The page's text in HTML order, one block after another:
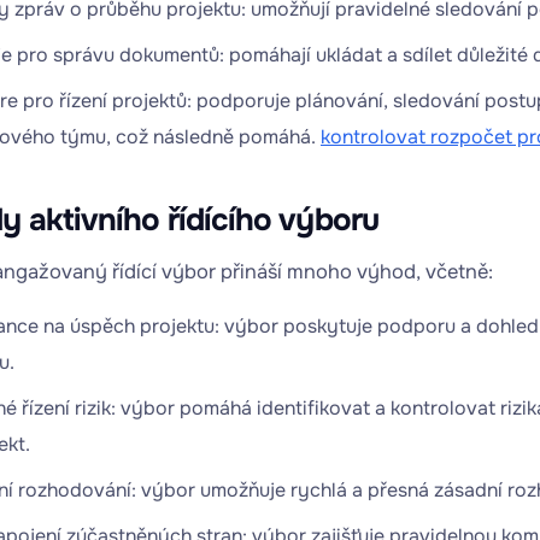
zpráv o průběhu projektu: umožňují pravidelné sledování
pro správu dokumentů: pomáhají ukládat a sdílet
pro řízení projektů: podporuje plánování, sledování
týmu, což následně pomáhá. kontrolovat rozpočet
aktivního řídícího výboru
řídící výbor přináší mnoho výhod, včetně:
na úspěch projektu: výbor poskytuje podporu a
řízení rizik: výbor pomáhá identifikovat a kontrolovat
rozhodování: výbor umožňuje rychlá a přesná zásadní